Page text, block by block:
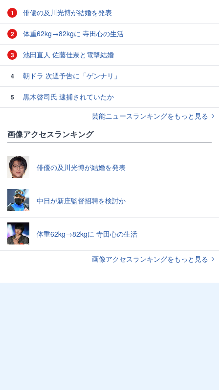
1 俳優の及川光博が結婚を発表
2 体重62kg→82kgに 寺田心の生活
3 池田直人 佐藤佳奈と電撃結婚
4 朝ドラ 次週予告に「ゲンナリ」
5
黒木啓司氏 逮捕されていたか
芸能ニュースランキングをもっと見る
画像アクセスランキング
俳優の及川光博が結婚を発表
中日が新庄監督招聘を検討か
体重62kg→82kgに 寺田心の生活
画像アクセスランキングをもっと見る